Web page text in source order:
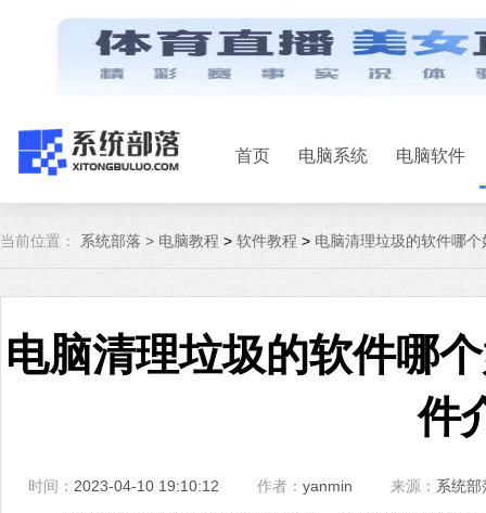
首页 电脑系统 电脑软件
当前位置： 系统部落 > 电脑教程 > 软件教程 > 电脑清理垃圾的软件哪
电脑清理垃圾的软件哪
件
时间： 2023-04-10 19:10:12 作者： yanmin 来源： 系统部